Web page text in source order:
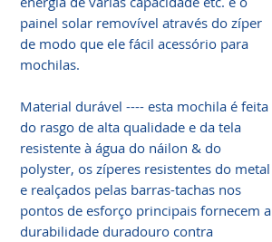
painel solar removível através do zíper
de modo que ele fácil acessório para
mochilas.
Material durável ---- esta mochila é feita
do rasgo de alta qualidade e da tela
resistente à água do náilon & do
polyster, os zíperes resistentes do metal
e realçados pelas barras-tachas nos
pontos de esforço principais fornecem a
durabilidade duradouro contra